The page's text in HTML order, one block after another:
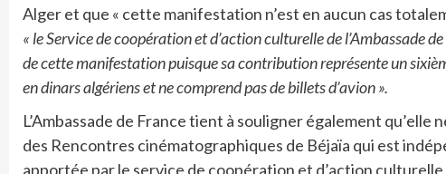
Alger et que « cette manifestation n’est en aucun cas
« le Service de coopération et d’action culturelle de l’Ambassade
de cette manifestation puisque sa contribution représente un
en dinars algériens et ne comprend pas de billets d’avion ».
L’Ambassade de France tient à souligner également
des Rencontres cinématographiques de Béjaïa qui est
apportée par le service de coopération et d’action